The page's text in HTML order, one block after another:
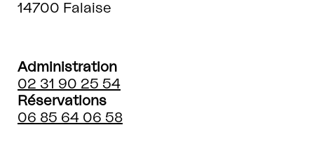
14700 Falaise
Administration
02 31 90 25 54
Réservations
06 85 64 06 58